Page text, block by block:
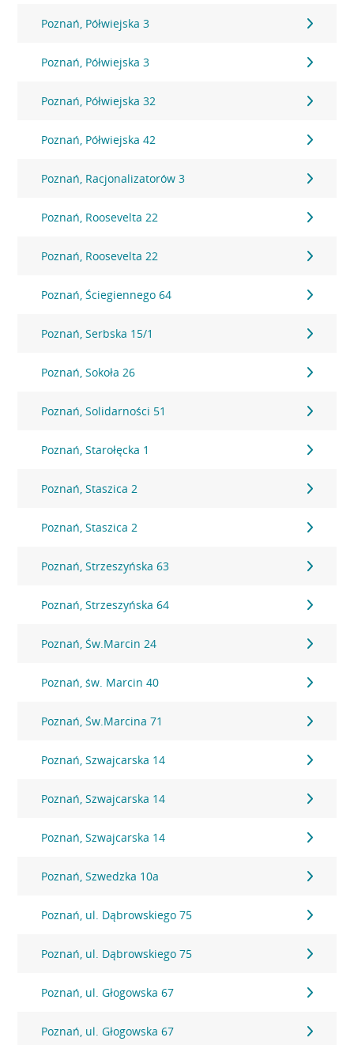
Poznań, Półwiejska 3
Poznań, Półwiejska 3
Poznań, Półwiejska 32
Poznań, Półwiejska 42
Poznań, Racjonalizatorów 3
Poznań, Roosevelta 22
Poznań, Roosevelta 22
Poznań, Ściegiennego 64
Poznań, Serbska 15/1
Poznań, Sokoła 26
Poznań, Solidarności 51
Poznań, Starołęcka 1
Poznań, Staszica 2
Poznań, Staszica 2
Poznań, Strzeszyńska 63
Poznań, Strzeszyńska 64
Poznań, Św.Marcin 24
Poznań, św. Marcin 40
Poznań, Św.Marcina 71
Poznań, Szwajcarska 14
Poznań, Szwajcarska 14
Poznań, Szwajcarska 14
Poznań, Szwedzka 10a
Poznań, ul. Dąbrowskiego 75
Poznań, ul. Dąbrowskiego 75
Poznań, ul. Głogowska 67
Poznań, ul. Głogowska 67